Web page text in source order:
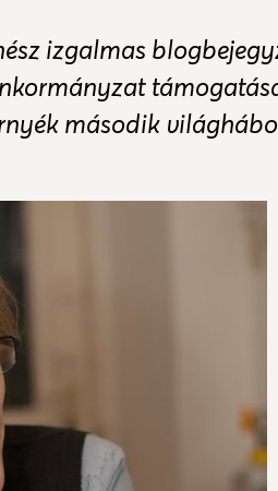
izgalmas
második